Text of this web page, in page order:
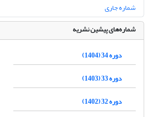
شماره جاری
شماره‌های پیشین نشریه
دوره 34 (1404)
دوره 33 (1403)
دوره 32 (1402)